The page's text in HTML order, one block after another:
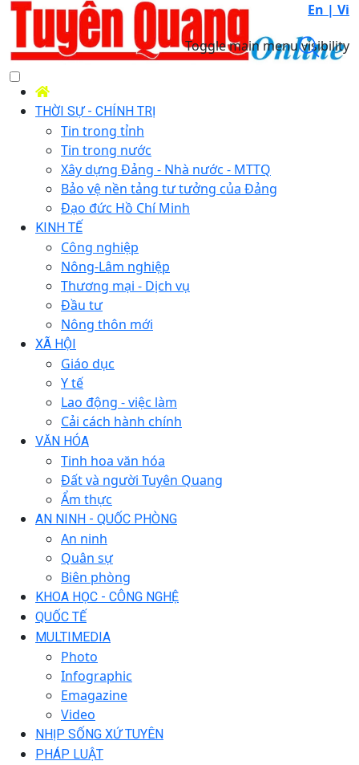
En | Vi
Toggle main menu visibility
THỜI SỰ - CHÍNH TRỊ
Tin trong tỉnh
Tin trong nước
Xây dựng Đảng - Nhà nước - MTTQ
Bảo vệ nền tảng tư tưởng của Đảng
Đạo đức Hồ Chí Minh
KINH TẾ
Công nghiệp
Nông-Lâm nghiệp
Thương mại - Dịch vụ
Đầu tư
Nông thôn mới
XÃ HỘI
Giáo dục
Y tế
Lao động - việc làm
Cải cách hành chính
VĂN HÓA
Tinh hoa văn hóa
Đất và người Tuyên Quang
Ẩm thực
AN NINH - QUỐC PHÒNG
An ninh
Quân sự
Biên phòng
KHOA HỌC - CÔNG NGHỆ
QUỐC TẾ
MULTIMEDIA
Photo
Infographic
Emagazine
Video
NHỊP SỐNG XỨ TUYÊN
PHÁP LUẬT